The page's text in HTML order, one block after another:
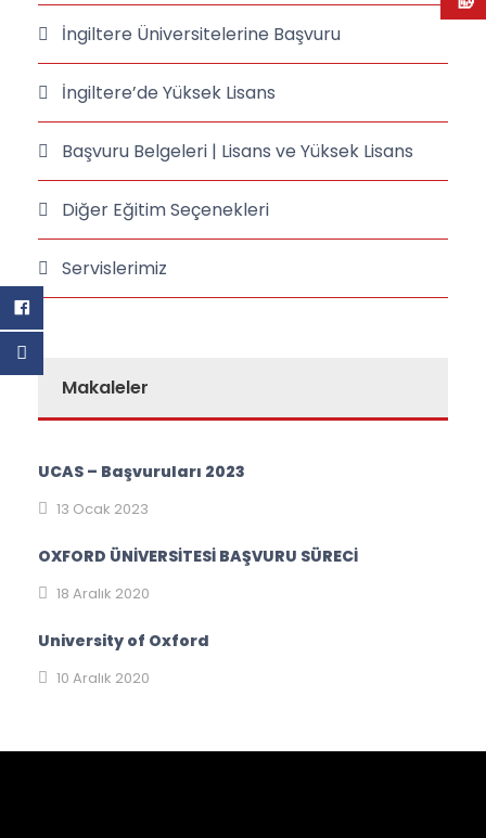
İngiltere Üniversitelerine Başvuru
İngiltere’de Yüksek Lisans
Başvuru Belgeleri | Lisans ve Yüksek Lisans
Diğer Eğitim Seçenekleri
Servislerimiz
Makaleler
UCAS – Başvuruları 2023
13 Ocak 2023
OXFORD ÜNİVERSİTESİ BAŞVURU SÜRECİ
18 Aralık 2020
University of Oxford
10 Aralık 2020